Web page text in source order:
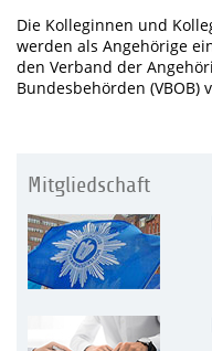
Die Kolleginnen und
werden als Angehörige
den Verband der
Bundesbehörden (VBOB)
Mitgliedschaft